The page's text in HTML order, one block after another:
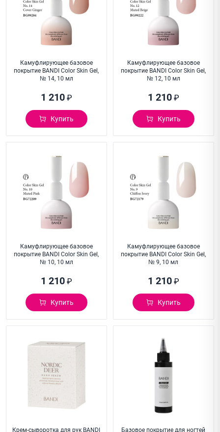
Камуфлирующее базовое
покрытие BANDI Color Skin Gel,
№ 14, 10 мл
1 210₽
Купить
Камуфлирующее базовое
покрытие BANDI Color Skin Gel,
№ 12, 10 мл
1 210₽
Купить
Камуфлирующее базовое
покрытие BANDI Color Skin Gel,
№ 10, 10 мл
1 210₽
Купить
Камуфлирующее базовое
покрытие BANDI Color Skin Gel,
№ 9, 10 мл
1 210₽
Купить
Крем-сыворотка для рук BANDI Базовое покрытие для ногтей